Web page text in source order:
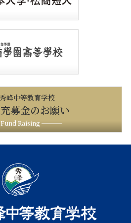
峰中等教育学校
募金のお願い
Fund Raising